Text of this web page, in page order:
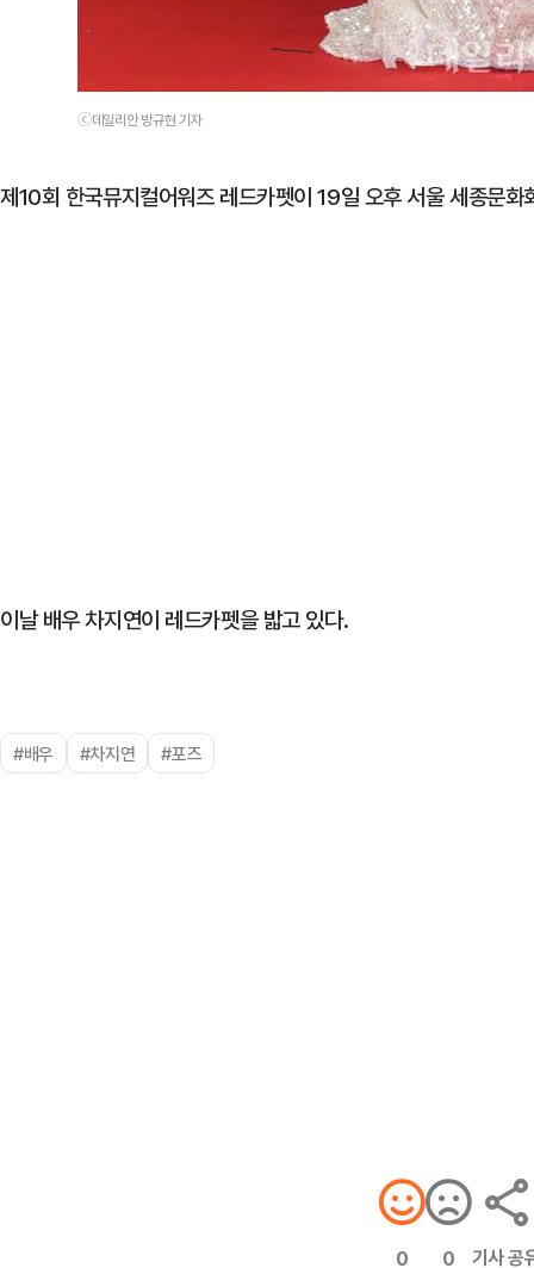
ⓒ데일리안 방규현 기자
제10회 한국뮤지컬어워즈 레드카펫이 19일 오후 서울 세종문화
이날 배우 차지연이 레드카펫을 밟고 있다.
#배우 #차지연 #포즈
0 0 기사 공